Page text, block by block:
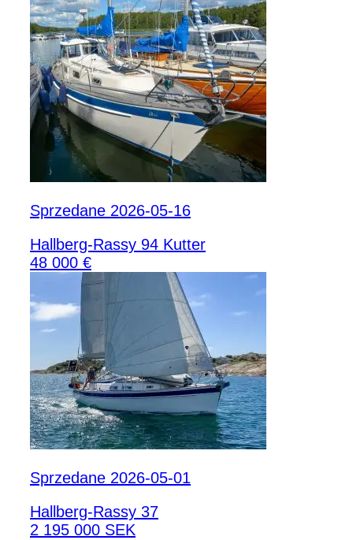
Sprzedane 2026-05-16
Hallberg-Rassy 94 Kutter
48 000 €
Sprzedane 2026-05-01
Hallberg-Rassy 37
2 195 000 SEK